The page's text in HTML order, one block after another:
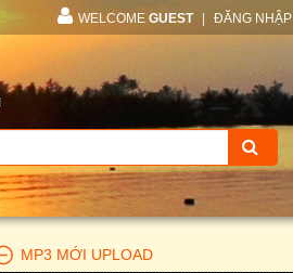
WELCOME GUEST ĐĂNG NHẬP
MP3 MỚI UPLOAD